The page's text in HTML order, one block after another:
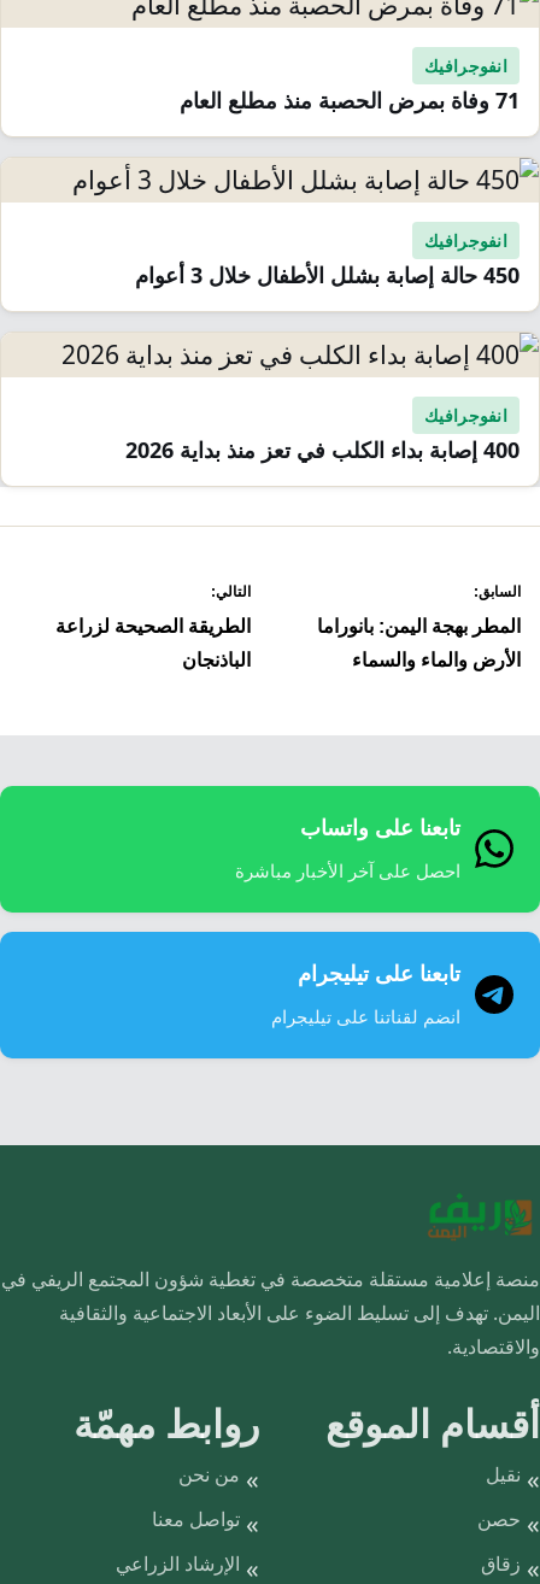
انفوجرافيك
71 وفاة بمرض الحصبة منذ مطلع العام
انفوجرافيك
450 حالة إصابة بشلل الأطفال خلال 3 أعوام
انفوجرافيك
400 إصابة بداء الكلب في تعز منذ بداية 2026
المقالات
السابق:
المطر بهجة اليمن: بانوراما
الأرض والماء والسماء
التالي:
الطريقة الصحيحة لزراعة
الباذنجان
تابعنا على واتساب
احصل على آخر الأخبار مباشرة
تابعنا على تيليجرام
انضم لقناتنا على تيليجرام
منصة إعلامية مستقلة متخصصة في تغطية شؤون المجتمع الريفي في
اليمن. تهدف إلى تسليط الضوء على الأبعاد الاجتماعية والثقافية
والاقتصادية.
أقسام الموقع
نقيل
حصن
زقاق
روابط مهمّة
من نحن
تواصل معنا
الإرشاد الزراعي